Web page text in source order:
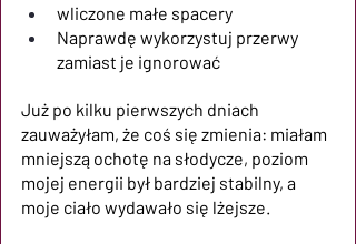
wliczone małe spacery
Naprawdę wykorzystuj przerwy
zamiast je ignorować
Już po kilku pierwszych dniach
zauważyłam, że coś się zmienia: miałam
mniejszą ochotę na słodycze, poziom
mojej energii był bardziej stabilny, a
moje ciało wydawało się lżejsze.